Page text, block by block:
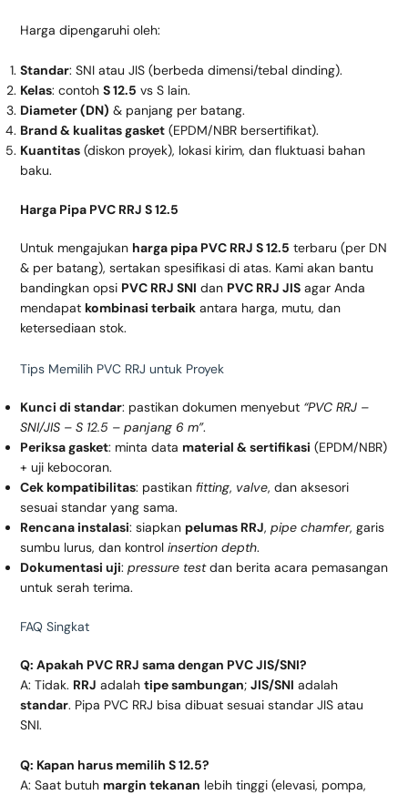
Harga dipengaruhi oleh:
Standar: SNI atau JIS (berbeda dimensi/tebal dinding).
Kelas: contoh S 12.5 vs S lain.
Diameter (DN) & panjang per batang.
Brand & kualitas gasket(EPDM/NBR bersertifikat).
Kuantitas(diskon proyek), lokasi kirim, dan fluktuasi bahan
baku.
Harga Pipa PVC RRJ S 12.5
Untuk mengajukan harga pipa PVC RRJ S 12.5 terbaru (per DN
& per batang), sertakan spesifikasi di atas. Kami akan bantu
bandingkan opsi PVC RRJ SNI dan PVC RRJ JISagar Anda
mendapat kombinasi terbaikantara harga, mutu, dan
ketersediaan stok.
Tips Memilih PVC RRJ untuk Proyek
Kunci di standar: pastikan dokumen menyebut “PVC RRJ –
SNI/JIS – S 12.5 – panjang 6 m”.
Periksa gasket: minta data material & sertifikasi (EPDM/NBR)
+ uji kebocoran.
Cek kompatibilitas: pastikan fitting, valve, dan aksesori
sesuai standar yang sama.
Rencana instalasi: siapkan pelumas RRJ, pipe chamfer, garis
sumbu lurus, dan kontrol insertion depth.
Dokumentasi uji: pressure testdan berita acara pemasangan
untuk serah terima.
FAQ Singkat
Q: Apakah PVC RRJ sama dengan PVC JIS/SNI?
A: Tidak. RRJ adalah tipe sambungan; JIS/SNI adalah
standar. Pipa PVC RRJ bisa dibuat sesuai standar JIS atau
SNI.
Q: Kapan harus memilih S 12.5?
A: Saat butuh margin tekanan lebih tinggi (elevasi, pompa,